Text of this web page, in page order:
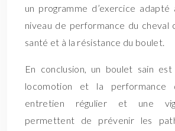
un programme d’exercice
niveau de performance du cheval
santé et à la résistance du boulet.
En conclusion, un boulet sain
locomotion et la performance
entretien régulier et une
permettent de prévenir les